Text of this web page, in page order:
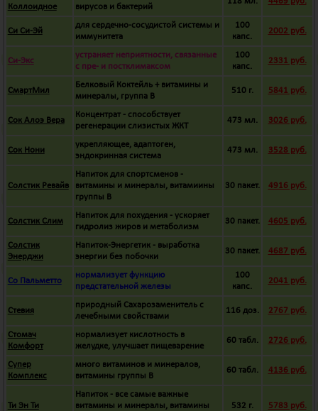
Коллоидное вирусов и бактерий
Си Си-Эй
для сердечно-сосудистой системы и
иммунитета
100
капс.
2002 руб.
Си-Экс
устраняет неприятности, связанные
с пре- и постклимаксом
100
капс.
2331 руб.
СмартМил
Белковый Коктейль + витамины и
минералы, группа B
510 г. 5841 руб.
Сок Алоэ Вера
Концентрат - способствует
регенерации слизистых ЖКТ
473 мл. 3026 руб.
Сок Нони
укрепляющее, адаптоген,
эндокринная система
473 мл. 3528 руб.
Солстик Ревайв
Напиток для спортсменов -
витамины и минералы, витамиины
группы B
30 пакет. 4916 руб.
Солстик Слим
Напиток для похудения - ускоряет
гидролиз жиров и метаболизм
30 пакет. 4605 руб.
Солстик
Энерджи
Напиток-Энергетик - выработка
энергии без побочки
30 пакет. 4687 руб.
Со Пальметто
нормализует функцию
предстательной железы
100
капс.
2041 руб.
Стевия
природный Сахарозаменитель с
лечебными свойствами
116 доз. 2767 руб.
Стомач
Комфорт
нормализует кислотность в
желудке, улучшает пищеварение
60 табл. 2726 руб.
Супер
Комплекс
много витаминов и минералов,
витамины группы B
60 табл. 4136 руб.
Ти Эн Ти
Напиток - все самые важные
витамины и минералы, витамины
532 г. 5783 руб.